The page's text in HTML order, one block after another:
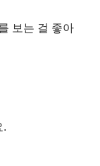
보는 걸 좋아
.